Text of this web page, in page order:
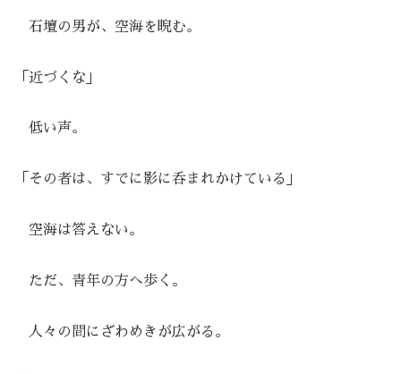
石壇の男が、空海を睨む。
「近づくな」
低い声。
「その者は、すでに影に呑まれかけている」
空海は答えない。
ただ、青年の方へ歩く。
人々の間にざわめきが広がる。